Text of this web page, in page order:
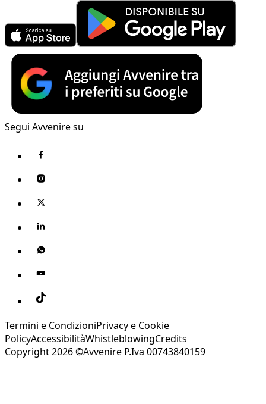
Segui Avvenire su
Termini e CondizioniPrivacy e Cookie
PolicyAccessibilitàWhistleblowingCredits
Copyright 2026 ©Avvenire P.Iva 00743840159